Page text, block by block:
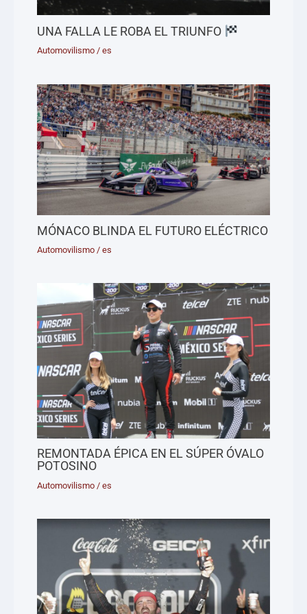
UNA FALLA LE ROBA EL TRIUNFO
Automovilismo /es
MÓNACO BLINDA EL FUTURO ELÉCTRICO
Automovilismo /es
REMONTADA ÉPICA EN EL SÚPER ÓVALO
POTOSINO
Automovilismo /es